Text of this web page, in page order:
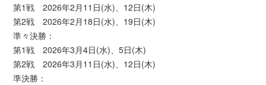
第1戦 2026年2月11日(水)、12日(木)
第2戦 2026年2月18日(水)、19日(木)
準々決勝：
第1戦 2026年3月4日(水)、5日(木)
第2戦 2026年3月11日(水)、12日(木)
準決勝：